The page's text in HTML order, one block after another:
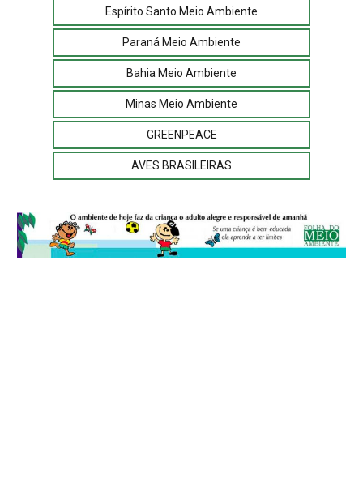
Espírito Santo Meio Ambiente
Paraná Meio Ambiente
Bahia Meio Ambiente
Minas Meio Ambiente
GREENPEACE
AVES BRASILEIRAS